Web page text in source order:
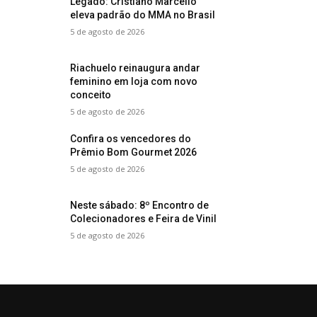
eleva padrão do MMA no Brasil
5 de agosto de 2026
Riachuelo reinaugura andar
feminino em loja com novo
conceito
5 de agosto de 2026
Confira os vencedores do
Prêmio Bom Gourmet 2026
5 de agosto de 2026
Neste sábado: 8º Encontro de
Colecionadores e Feira de Vinil
5 de agosto de 2026